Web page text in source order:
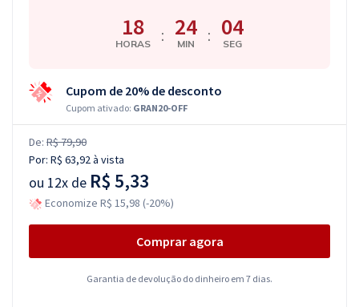
18
HORAS : 24
MIN : 04
SEG
Cupom de 20% de desconto
Cupom ativado: GRAN20-OFF
De: R$ 79,90
Por: R$ 63,92à vista
ou 12x de R$ 5,33
Economize R$ 15,98 (-20%)
Comprar agora
Garantia de devolução do dinheiro em 7 dias.